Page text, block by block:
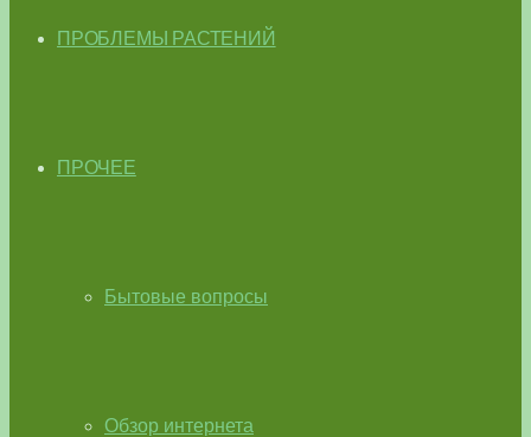
ПРОБЛЕМЫ РАСТЕНИЙ
ПРОЧЕЕ
Бытовые вопросы
Обзор интернета